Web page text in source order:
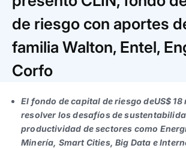
Trabaja con nosotros
Ver todo
Español|English
Ver todas
Ver todas
progresivos de gestión
Ver todos
Español|English
Español |English
Español |English
de riesgo con aportes
familia Walton, Entel,
Corfo
El fondo de capital de riesgo deUS$
resolver los desafíos de
productividad de sectores como
Minería, Smart Cities, Big Data e